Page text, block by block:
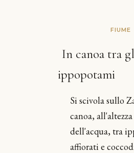
FIUME
In canoa tra
ippopotami
Si scivola sullo
canoa, all'altezza
dell'acqua, tra
affiorati e